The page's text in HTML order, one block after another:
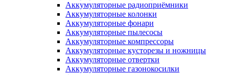
Аккумуляторные радиоприёмники
Аккумуляторные колонки
Аккумуляторные фонари
Аккумуляторные пылесосы
Аккумуляторные компрессоры
Аккумуляторные кусторезы и ножницы
Аккумуляторные отвертки
Аккумуляторные газонокосилки